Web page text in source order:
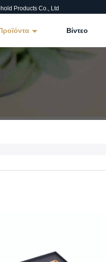
Products Co., Ltd
Βίντεο